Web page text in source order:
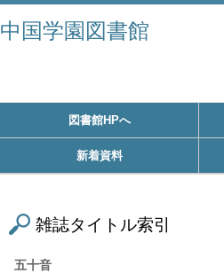
中国学園図書館
図書館HPへ
新着資料
雑誌タイトル索引
五十音